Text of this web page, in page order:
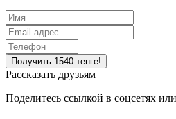
Рассказать друзьям
Поделитесь ссылкой в соцсетях